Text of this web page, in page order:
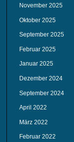
November 2025
Oktober 2025
September 2025
Februar 2025
Januar 2025
Dezember 2024
September 2024
April 2022
März 2022
Februar 2022